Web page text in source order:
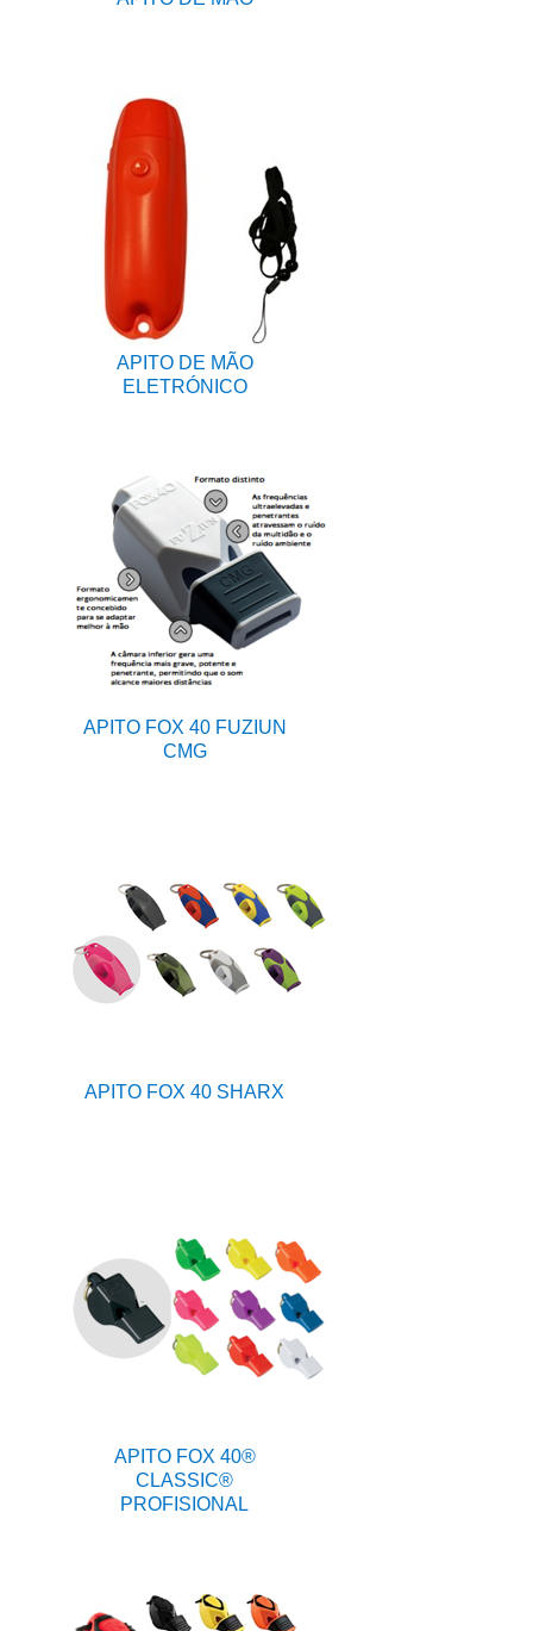
APITO DE MÃO
ELETRÓNICO
APITO FOX 40 FUZIUN
CMG
APITO FOX 40 SHARX
APITO FOX 40®
CLASSIC®
PROFISIONAL